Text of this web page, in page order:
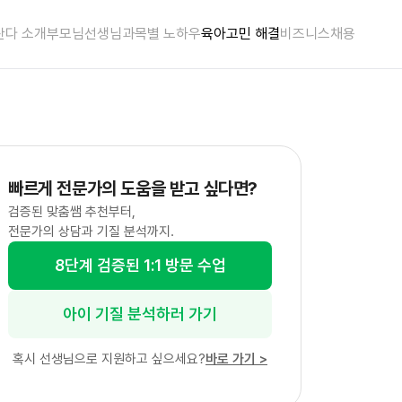
다 소개부모님선생님과목별 노하우육아고민 해결비즈니스채용
빠르게 전문가의 도움을 받고 싶다면?
검증된 맞춤쌤 추천부터,
전문가의 상담과 기질 분석까지.
8단계 검증된 1:1 방문 수업
아이 기질 분석하러 가기
혹시 선생님으로 지원하고 싶으세요?바로 가기 >